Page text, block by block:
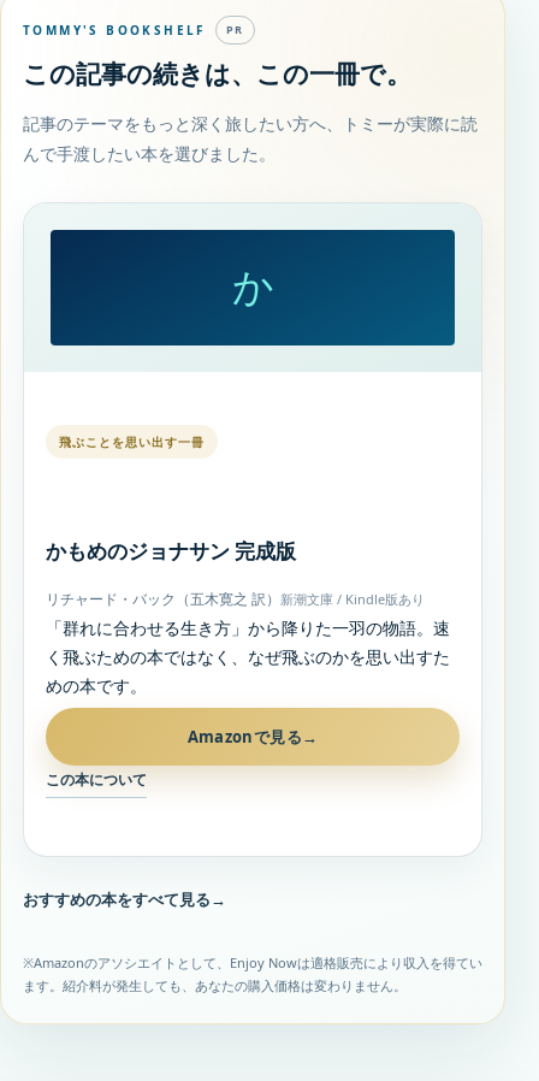
TOMMY'S BOOKSHELF PR
この記事の続きは、この一冊で。
記事のテーマをもっと深く旅したい方へ、トミーが実際に読
んで手渡したい本を選びました。
か
飛ぶことを思い出す一冊
かもめのジョナサン 完成版
リチャード・バック（五木寛之 訳） 新潮文庫 / Kindle版あり
「群れに合わせる生き方」から降りた一羽の物語。速
く飛ぶための本ではなく、なぜ飛ぶのかを思い出すた
めの本です。
Amazonで見る→
この本について
おすすめの本をすべて見る→
※Amazonのアソシエイトとして、Enjoy Nowは適格販売により収入を得てい
ます。紹介料が発生しても、あなたの購入価格は変わりません。